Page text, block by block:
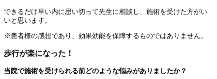
できるだけ早い内に思い切って先生に相談し、施術を受けた方がい
いと思います。
※患者様の感想であり、効果効能を保障するものではありません。
歩行が楽になった！
当院で施術を受けられる前どのような悩みがありましたか？